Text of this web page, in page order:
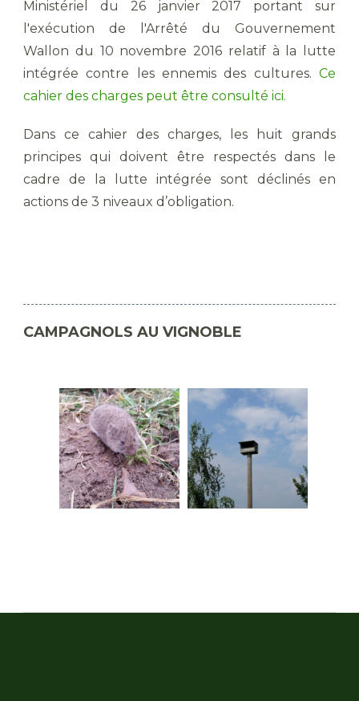
Ministériel du 26 janvier 2017 portant sur
l'exécution de l'Arrêté du Gouvernement
Wallon du 10 novembre 2016 relatif à la lutte
intégrée contre les ennemis des cultures. Ce
cahier des charges peut être consulté ici.
Dans ce cahier des charges, les huit grands
principes qui doivent être respectés dans le
cadre de la lutte intégrée sont déclinés en
actions de 3 niveaux d’obligation.
CAMPAGNOLS AU VIGNOBLE